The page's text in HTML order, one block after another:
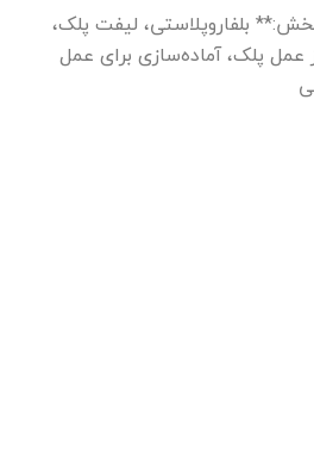
بلفاروپلاستی، لیفت پلک،
عمل پلک، آماده‌سازی برای عمل